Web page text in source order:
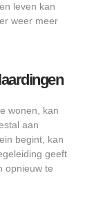
leven kan
weer meer
wonen, kan
aan
begint, kan
geeft
opnieuw te